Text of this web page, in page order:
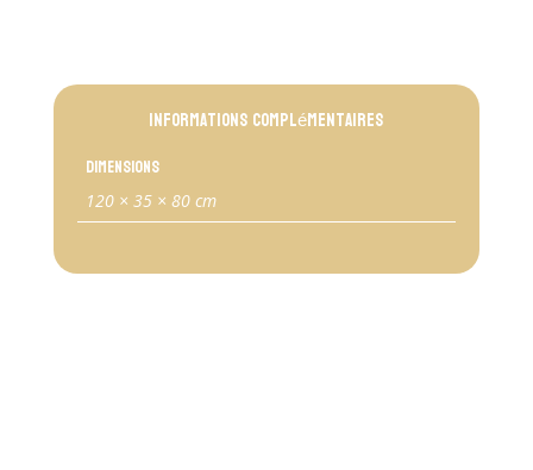
Informations complémentaires
Dimensions
120 × 35 × 80 cm